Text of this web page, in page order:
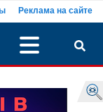
Реклама на сайте